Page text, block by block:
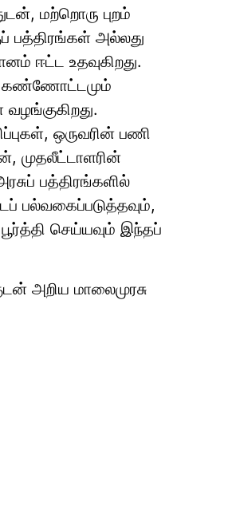
மற்றொரு புறம்
பத்திரங்கள் அல்லது
ஈட்ட உதவுகிறது.
கண்ணோட்டமும்
ஒருவரின் பணி
முதலீட்டாளரின்
பத்திரங்களில்
பல்வகைப்படுத்தவும்,
செய்யவும் இந்தப்
அறிய மாலைமுரசு